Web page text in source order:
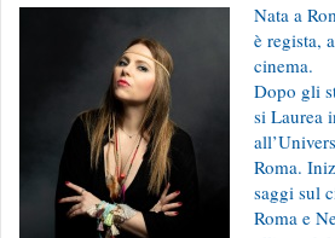
Nata a
è regista,
cinema.
Dopo gli
si Laurea
Roma.
saggi sul
Roma e